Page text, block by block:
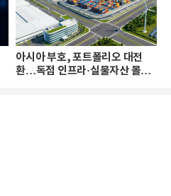
아시아 부호, 포트폴리오 대전
환…독점 인프라·실물자산 몰린